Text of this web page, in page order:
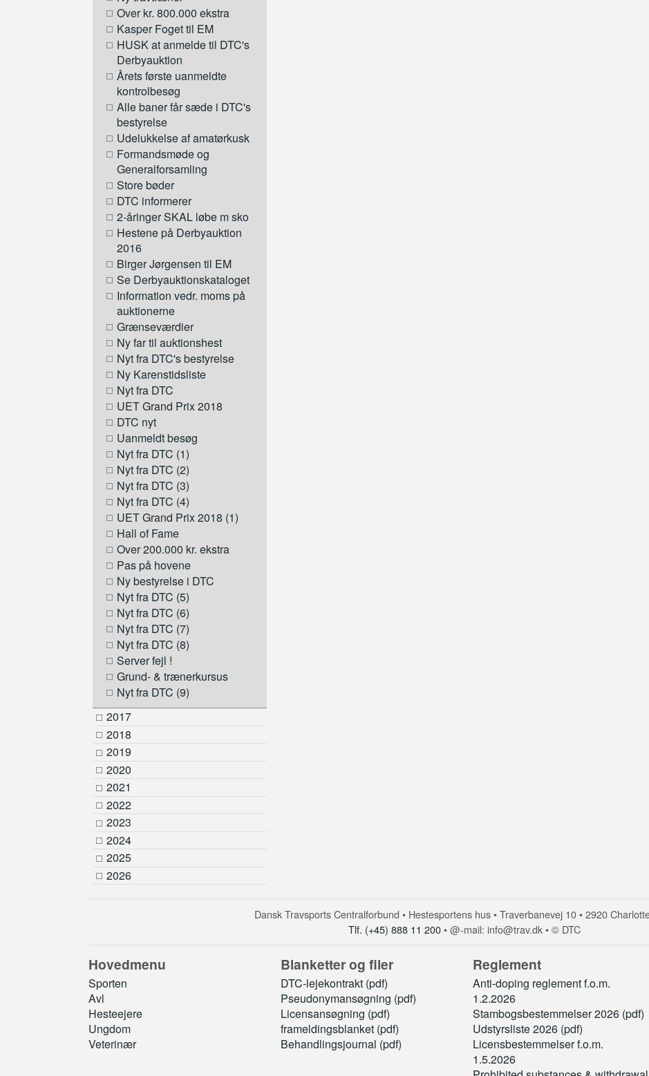
Over kr. 800.000 ekstra
Kasper Foget til EM
HUSK at anmelde til DTC's
Derbyauktion
Årets første uanmeldte
kontrolbesøg
Alle baner får sæde i DTC's
bestyrelse
Udelukkelse af amatørkusk
Formandsmøde og
Generalforsamling
Store bøder
DTC informerer
2-åringer SKAL løbe m sko
Hestene på Derbyauktion
2016
Birger Jørgensen til EM
Se Derbyauktionskataloget
Information vedr. moms på
auktionerne
Grænseværdier
Ny far til auktionshest
Nyt fra DTC's bestyrelse
Ny Karenstidsliste
Nyt fra DTC
UET Grand Prix 2018
DTC nyt
Uanmeldt besøg
Nyt fra DTC (1)
Nyt fra DTC (2)
Nyt fra DTC (3)
Nyt fra DTC (4)
UET Grand Prix 2018 (1)
Hall of Fame
Over 200.000 kr. ekstra
Pas på hovene
Ny bestyrelse i DTC
Nyt fra DTC (5)
Nyt fra DTC (6)
Nyt fra DTC (7)
Nyt fra DTC (8)
Server fejl !
Grund- & trænerkursus
Nyt fra DTC (9)
2017
2018
2019
2020
2021
2022
2023
2024
2025
2026
Dansk Travsports Centralforbund • Hestesportens hus • Traverbanevej 10 • 2920
Tlf. (+45) 888 11 200• @-mail: info@trav.dk • © DTC
Hovedmenu
Sporten
Avl
Hesteejere
Ungdom
Veterinær
Blanketter og filer
DTC-lejekontrakt (pdf)
Pseudonymansøgning (pdf)
Licensansøgning (pdf)
frameldingsblanket (pdf)
Behandlingsjournal (pdf)
Reglement
Anti-doping reglement f.o.m.
1.2.2026
Stambogsbestemmelser 2026 (pdf)
Udstyrsliste 2026 (pdf)
Licensbestemmelser f.o.m.
1.5.2026